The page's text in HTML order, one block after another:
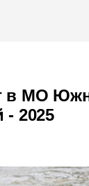
в МО
- 2025